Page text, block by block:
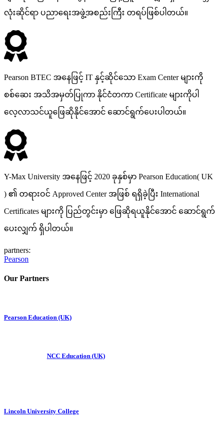
လုံးဆိုင်ရာ ပညာရေးအဖွဲ့အစည်းကြီး တရပ်ဖြစ်ပါတယ်။
Pearson BTEC အနေဖြင့် IT နှင့်ဆိုင်သော Exam Center များကို
စစ်ဆေး အသိအမှတ်ပြုကာ နိုင်ငံတကာ Certificate များကိုပါ
လေ့လာသင်ယူဖြေဆိုနိုင်အောင် ဆောင်ရွက်ပေးပါတယ်။
Y-Max University အနေဖြင့် 2020 ခုနှစ်မှာ Pearson Education( UK
) ၏ တရားဝင် Approved Center အဖြစ် ရရှိခဲ့ပြီး International
Certificates များကို ပြည်တွင်းမှာ ဖြေဆိုရယူနိုင်အောင် ဆောင်ရွက်
ပေးလျှက် ရှိပါတယ်။
partners:
Pearson
Our Partners
Pearson Education (UK)
NCC Education (UK)
Lincoln University College